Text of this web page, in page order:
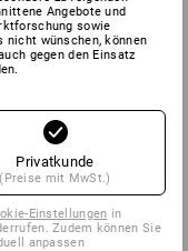
Angebote und
sowie
nicht wünschen, können
gegen den Einsatz
Privatkunde
(Preise mit MwSt.)
Einstellungen in
Zudem können Sie
anpassen